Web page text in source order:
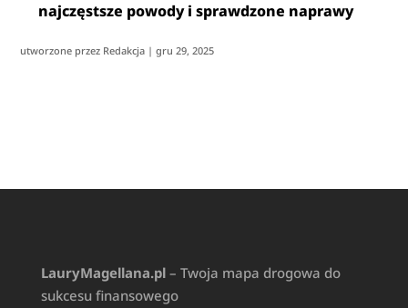
najczęstsze powody i sprawdzone naprawy
utworzone przez Redakcja |gru 29, 2025
LauryMagellana.pl– Twoja mapa drogowa do
sukcesu finansowego